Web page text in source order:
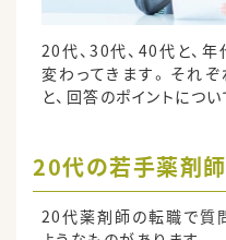
20代、30代、40代と、
変わってきます。それ
と、回答のポイントにつ
20代の若手薬剤師
20代薬剤師の転職で質